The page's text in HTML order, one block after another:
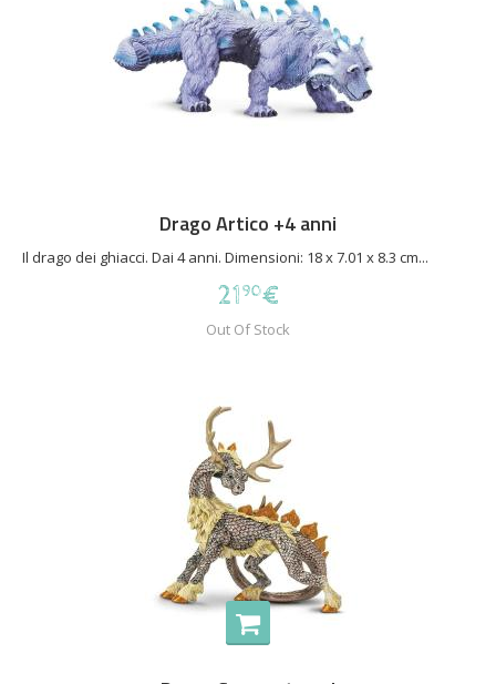
Drago Artico +4 anni
Il drago dei ghiacci. Dai 4 anni. Dimensioni: 18 x 7.01 x 8.3 cm...
2190€
Out Of Stock